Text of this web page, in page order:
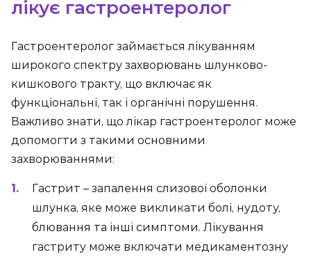
лікує гастроентеролог
Гастроентеролог займається лікуванням
широкого спектру захворювань шлунково-
кишкового тракту, що включає як
функціональні, так і органічні порушення.
Важливо знати, що лікар гастроентеролог може
допомогти з такими основними
захворюваннями:
Гастрит – запалення слизової оболонки
шлунка, яке може викликати болі, нудоту,
блювання та інші симптоми. Лікування
гастриту може включати медикаментозну